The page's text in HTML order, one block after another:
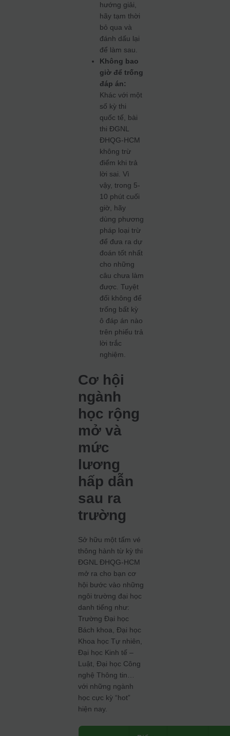
hướng giải,
hãy tạm thời
bỏ qua và
đánh dấu lại
để làm sau.
Không bao
giờ để trống
đáp án:
Khác với một
số kỳ thi
quốc tế, bài
thi ĐGNL
ĐHQG-HCM
không trừ
điểm khi trả
lời sai. Vì
vậy, trong 5-
10 phút cuối
giờ, hãy
dùng phương
pháp loại trừ
để đưa ra dự
đoán tốt nhất
cho những
câu chưa làm
được. Tuyệt
đối không để
trống bất kỳ
ô đáp án nào
trên phiếu trả
lời trắc
nghiệm.
Cơ hội
ngành
học rộng
mở và
mức
lương
hấp dẫn
sau ra
trường
Sở hữu một tấm vé
thông hành từ kỳ thi
ĐGNL ĐHQG-HCM
mở ra cho bạn cơ
hội bước vào những
ngôi trường đại học
danh tiếng như:
Trường Đại học
Bách khoa, Đại học
Khoa học Tự nhiên,
Đại học Kinh tế –
Luật, Đại học Công
nghệ Thông tin…
với những ngành
học cực kỳ “hot”
hiện nay.